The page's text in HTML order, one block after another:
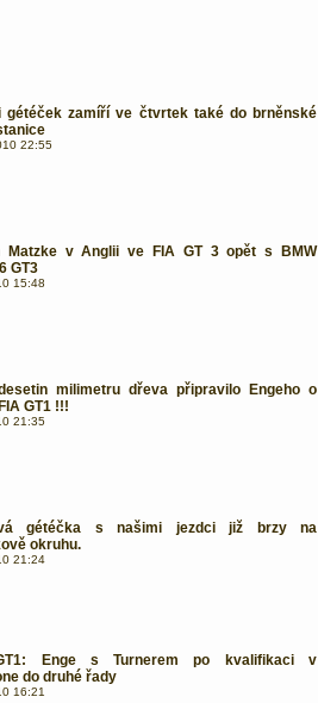
gétéček zamíří ve čtvrtek také do brněnské
22:55
Matzke v Anglii ve FIA GT 3 opět s BMW
GT3
15:48
milimetru dřeva připravilo Engeho o
GT1 !!!
21:35
gétéčka s našimi jezdci již brzy na
okruhu.
21:24
Enge s Turnerem po kvalifikaci v
do druhé řady
16:21